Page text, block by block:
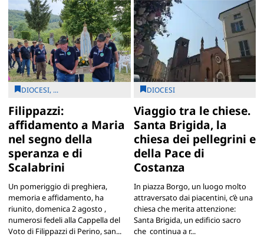
DIOCESI, ...
Filippazzi:
affidamento a Maria
nel segno della
speranza e di
Scalabrini
Un pomeriggio di preghiera,
memoria e affidamento, ha
riunito, domenica 2 agosto ,
numerosi fedeli alla Cappella del
Voto di Filippazzi di Perino, san...
DIOCESI
Viaggio tra le chiese.
Santa Brigida, la
chiesa dei pellegrini e
della Pace di
Costanza
In piazza Borgo, un luogo molto
attraversato dai piacentini, c’è una
chiesa che merita attenzione:
Santa Brigida, un edificio sacro
che continua a r...